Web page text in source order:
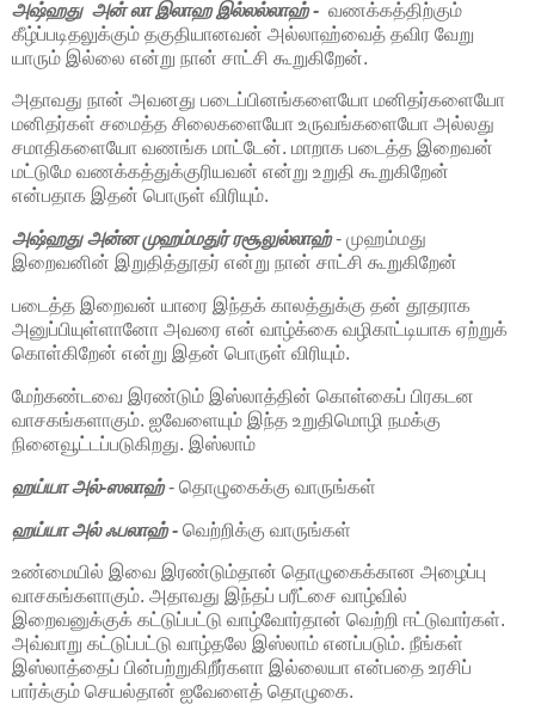
அஷ்ஹது அன் லா இலாஹ இல்லல்லாஹ் - வணக்கத்திற்கும்
கீழ்ப்படிதலுக்கும் தகுதியானவன் அல்லாஹ்வைத் தவிர வேறு
யாரும் இல்லை என்று நான் சாட்சி கூறுகிறேன்.
அதாவது நான் அவனது படைப்பினங்களையோ மனிதர்களையோ
மனிதர்கள் சமைத்த சிலைகளையோ உருவங்களையோ அல்லது
சமாதிகளையோ வணங்க மாட்டேன். மாறாக படைத்த இறைவன்
மட்டுமே வணக்கத்துக்குரியவன் என்று உறுதி கூறுகிறேன்
என்பதாக இதன் பொருள் விரியும்.
அஷ்ஹது அன்ன முஹம்மதுர் ரசூலுல்லாஹ்- முஹம்மது
இறைவனின் இறுதித்தூதர் என்று நான் சாட்சி கூறுகிறேன்
படைத்த இறைவன் யாரை இந்தக் காலத்துக்கு தன் தூதராக
அனுப்பியுள்ளானோ அவரை என் வாழ்க்கை வழிகாட்டியாக ஏற்றுக்
கொள்கிறேன் என்று இதன் பொருள் விரியும்.
மேற்கண்டவை இரண்டும் இஸ்லாத்தின் கொள்கைப் பிரகடன
வாசகங்களாகும். ஐவேளையும் இந்த உறுதிமொழி நமக்கு
நினைவூட்டப்படுகிறது. இஸ்லாம்
ஹய்யா அல்-ஸலாஹ்- தொழுகைக்கு வாருங்கள்
ஹய்யா அல் ஃபலாஹ் - வெற்றிக்கு வாருங்கள்
உண்மையில் இவை இரண்டும்தான் தொழுகைக்கான அழைப்பு
வாசகங்களாகும். அதாவது இந்தப் பரீட்சை வாழ்வில்
இறைவனுக்குக் கட்டுப்பட்டு வாழ்வோர்தான் வெற்றி ஈட்டுவார்கள்.
அவ்வாறு கட்டுப்பட்டு வாழ்தலே இஸ்லாம் எனப்படும். நீங்கள்
இஸ்லாத்தைப் பின்பற்றுகிறீர்களா இல்லையா என்பதை உரசிப்
பார்க்கும் செயல்தான் ஐவேளைத் தொழுகை.